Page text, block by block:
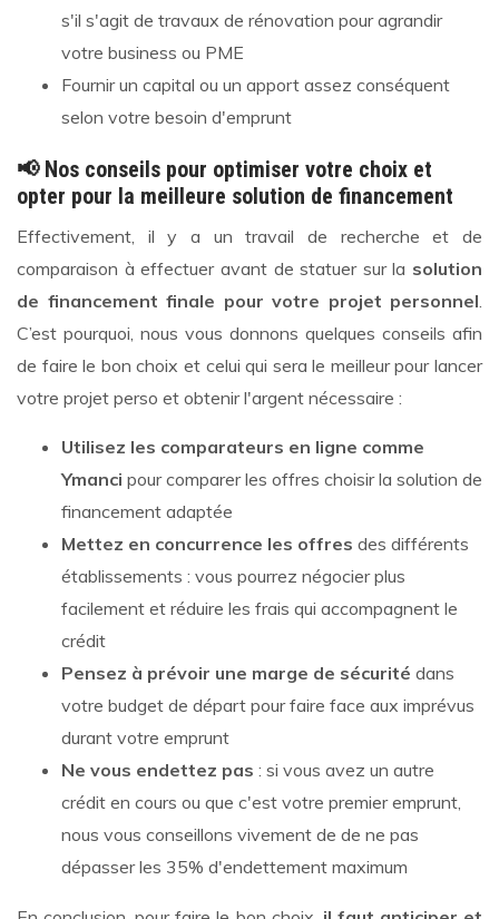
s'il s'agit de travaux de rénovation pour agrandir
votre business ou PME
Fournir un capital ou un apport assez conséquent
selon votre besoin d'emprunt
📢 Nos conseils pour optimiser votre choix et
opter pour la meilleure solution de financement
Effectivement, il y a un travail de recherche et de
comparaison à effectuer avant de statuer sur la solution
de financement finale pour votre projet personnel
C’est pourquoi, nous vous donnons quelques conseils afin
de faire le bon choix et celui qui sera le meilleur pour lancer
votre projet perso et obtenir l'argent nécessaire :
Utilisez les comparateurs en ligne comme
Ymanci pour comparer les offres choisir la solution de
financement adaptée
Mettez en concurrence les offres des différents
établissements : vous pourrez négocier plus
facilement et réduire les frais qui accompagnent le
crédit
Pensez à prévoir une marge de sécurité dans
votre budget de départ pour faire face aux imprévus
durant votre emprunt
Ne vous endettez pas : si vous avez un autre
crédit en cours ou que c'est votre premier emprunt,
nous vous conseillons vivement de de ne pas
dépasser les 35% d'endettement maximum